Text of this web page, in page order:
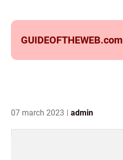
GUIDEOFTHEWEB.com
07 march 2023 admin